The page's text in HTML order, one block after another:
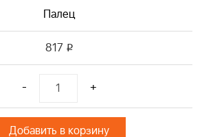
Палец
817 i
- +
Добавить в корзину